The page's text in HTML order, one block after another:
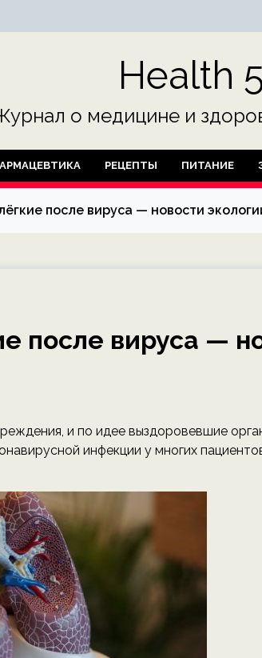
Health
о медицине и
РЕЦЕПТЫ ПИТАНИЕ
после вируса — новости
после вируса —
и по идее выздоровевшие
инфекции у многих